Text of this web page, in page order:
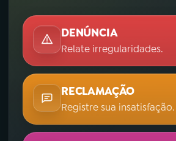
DENÚNCIA
Relate irregularidades.
RECLAMAÇÃO
Registre sua insatisfação.